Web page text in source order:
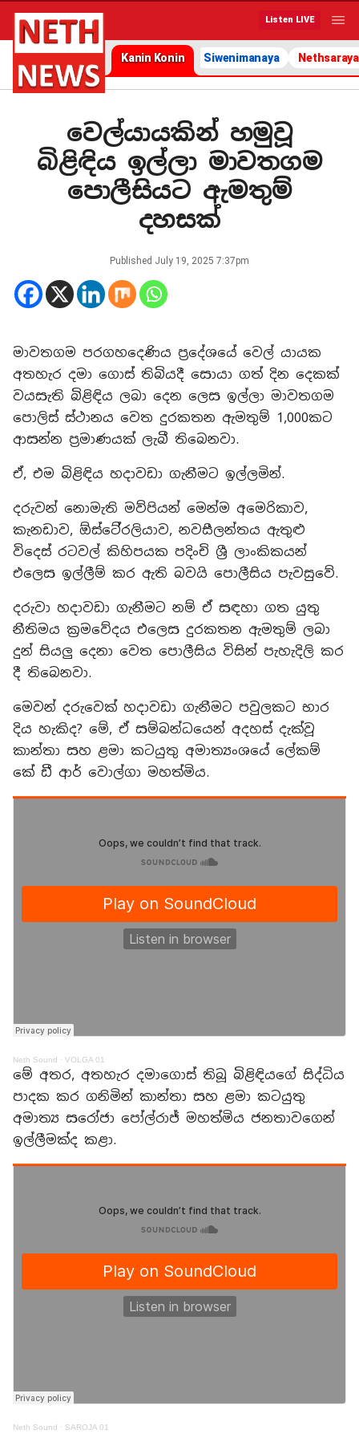
Listen LIVE
Kanin Konin Siwenimanaya Nethsaraya
වෙල්යායකින් හමුවූ
බිළිඳිය ඉල්ලා මාවතගම
පොලීසියට ඇමතුම්
දහසක්
Published July 19, 2025 7:37pm
මාවතගම පරගහදෙණිය ප්‍රදේශයේ වෙල් යායක
අතහැර දමා ගොස් තිබියදී සොයා ගත් දින දෙකක්
වයසැති බිළිඳිය ලබා දෙන ලෙස ඉල්ලා මාවතගම
පොලිස් ස්ථානය වෙත දුරකතන ඇමතුම් 1,000කට
ආසන්න ප්‍රමාණයක් ලැබී තිබෙනවා.
ඒ, එම බිළිඳිය හදාවඩා ගැනීමට ඉල්ලමින්.
දරුවන් නොමැති මව්පියන් මෙන්ම අමෙරිකාව,
කැනඩාව, ඕස්ටේ්‍රලියාව, නවසීලන්තය ඇතුළු
විදෙස් රටවල් කිහිපයක පදිංචි ශ්‍රී ලාංකිකයන්
එලෙස ඉල්ලීම් කර ඇති බවයි පොලීසිය පැවසුවේ.
දරුවා හදාවඩා ගැනීමට නම් ඒ සඳහා ගත යුතු
නීතිමය ක්‍රමවේදය එලෙස දුරකතන ඇමතුම් ලබා
දුන් සියලු දෙනා වෙත පොලීසිය විසින් පැහැදිලි කර
දී තිබෙනවා.
මෙවන් දරුවෙක් හදාවඩා ගැනීමට පවුලකට භාර
දිය හැකිද? මේ, ඒ සම්බන්ධයෙන් අදහස් දැක්වූ
කාන්තා සහ ළමා කටයුතු අමාත්‍යංශයේ ලේකම්
කේ ඩී ආර් වොල්ගා මහත්මිය.
Neth Sound · VOLGA 01
මේ අතර, අතහැර දමාගොස් තිබූ බිළිඳියගේ සිද්ධිය
පාදක කර ගනිමින් කාන්තා සහ ළමා කටයුතු
අමාත්‍ය සරෝජා පෝල්රාජ් මහත්මිය ජනතාවගෙන්
ඉල්ලීමක්ද කළා.
Neth Sound · SAROJA 01